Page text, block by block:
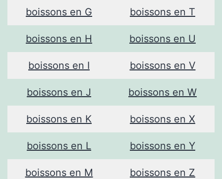
boissons en G boissons en T
boissons en H boissons en U
boissons en I boissons en V
boissons en J boissons en W
boissons en K boissons en X
boissons en L boissons en Y
boissons en M
boissons en Z